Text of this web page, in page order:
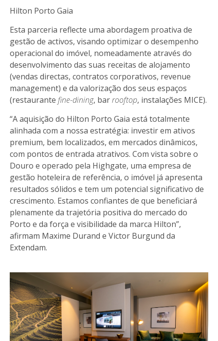
Hilton Porto Gaia
Esta parceria reflecte uma abordagem proativa de
gestão de activos, visando optimizar o desempenho
operacional do imóvel, nomeadamente através do
desenvolvimento das suas receitas de alojamento
(vendas directas, contratos corporativos, revenue
management) e da valorização dos seus espaços
(restaurante fine-dining, barrooftop, instalações MICE).
“A aquisição do Hilton Porto Gaia está totalmente
alinhada com a nossa estratégia: investir em ativos
premium, bem localizados, em mercados dinâmicos,
com pontos de entrada atrativos. Com vista sobre o
Douro e operado pela Highgate, uma empresa de
gestão hoteleira de referência, o imóvel já apresenta
resultados sólidos e tem um potencial significativo de
crescimento. Estamos confiantes de que beneficiará
plenamente da trajetória positiva do mercado do
Porto e da força e visibilidade da marca Hilton”,
afirmam Maxime Durand e Victor Burgund da
Extendam.